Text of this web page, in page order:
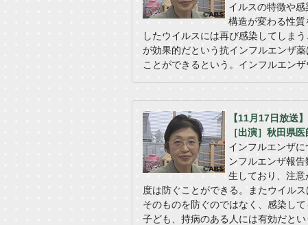
イルスの特徴や
構造が変わる性
したウイルスには再び感染してしま
が効果的だという抗インフルエンザ
ことができるという。インフルエン
【11月17日放送
［出演］秋田県
インフルエンザ
ンフルエンザ報
生しており、注
度は防ぐことができる。またウイル
そのものを防ぐのではなく、感染し
子ども、持病のある人には有効だと